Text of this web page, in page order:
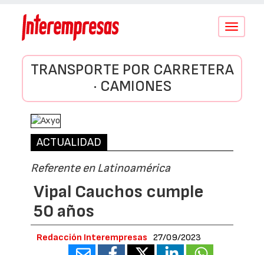
Conmutar
TRANSPORTE POR CARRETERA
· CAMIONES
ACTUALIDAD
Referente en Latinoamérica
Vipal Cauchos cumple
50 años
Redacción Interempresas 27/09/2023